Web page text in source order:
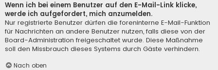
Wenn ich bei einem Benutzer auf den E-Mail-Link klicke,
werde ich aufgefordert, mich anzumelden.
Nur registrierte Benutzer dürfen die foreninterne E-Mail-Funktion
für Nachrichten an andere Benutzer nutzen, falls diese von der
Board-Administration freigeschaltet wurde. Diese Maßnahme
soll den Missbrauch dieses Systems durch Gäste verhindern.
Nach oben